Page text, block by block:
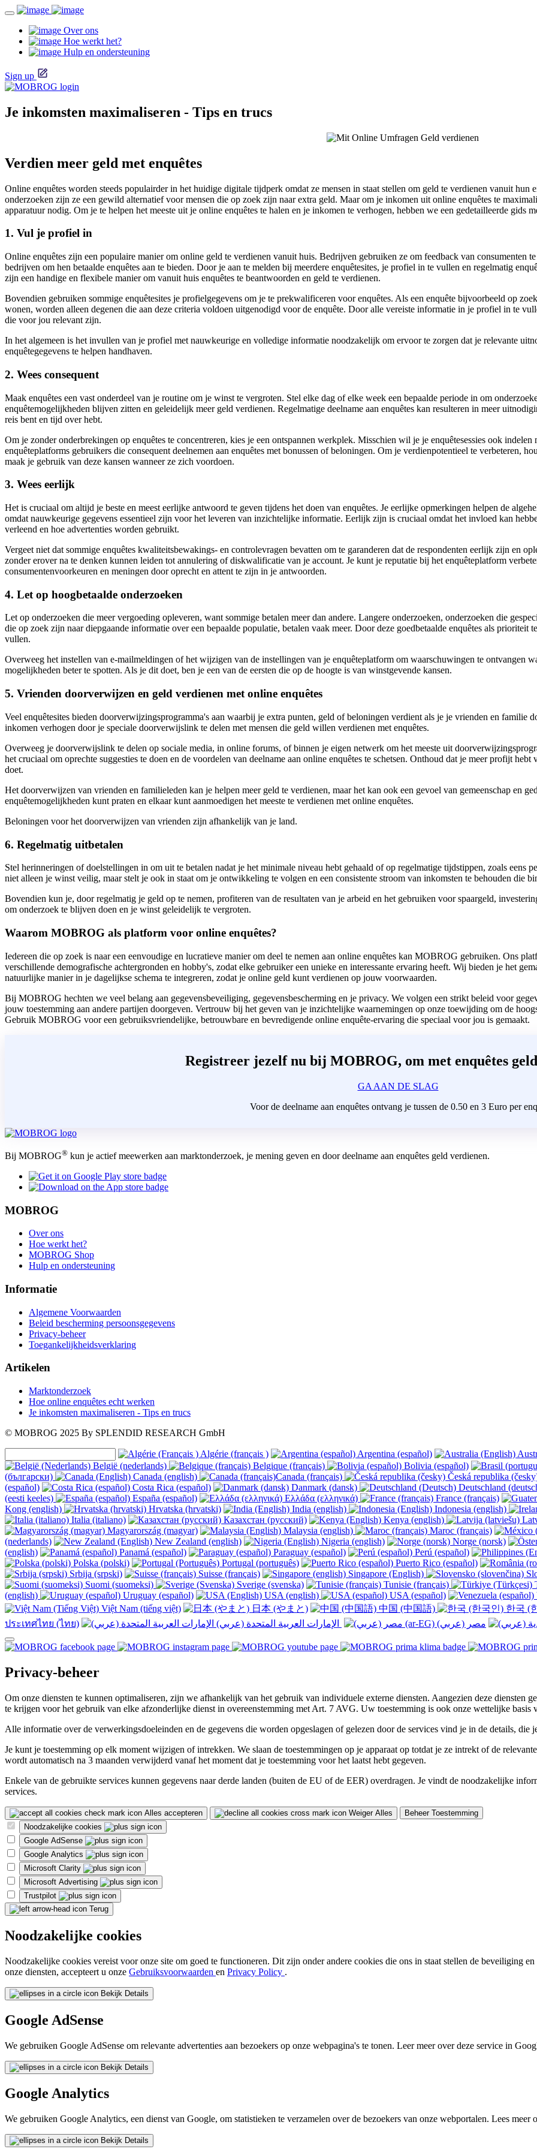
Over ons
Hoe werkt het?
Hulp en ondersteuning
Sign up
Je inkomsten maximaliseren - Tips en trucs
Verdien meer geld met enquêtes
Online enquêtes worden steeds populairder in het huidige digitale tijdperk omdat ze mensen in staat stellen om geld te verdienen vanuit hun
onderzoeken zijn ze een gewild alternatief voor mensen die op zoek zijn naar extra geld. Maar om je inkomen uit online enquêtes te
apparatuur nodig. Om je te helpen het meeste uit je online enquêtes te halen en je inkomen te verhogen, hebben we een gedetailleerde gids
1. Vul je profiel in
Online enquêtes zijn een populaire manier om online geld te verdienen vanuit huis. Bedrijven gebruiken ze om feedback van consumenten
bedrijven om hen betaalde enquêtes aan te bieden. Door je aan te melden bij meerdere enquêtesites, je profiel in te vullen en regelmatig
zijn een handige en flexibele manier om vanuit huis enquêtes te beantwoorden en geld te verdienen.
Bovendien gebruiken sommige enquêtesites je profielgegevens om je te prekwalificeren voor enquêtes. Als een enquête bijvoorbeeld op
wonen, worden alleen degenen die aan deze criteria voldoen uitgenodigd voor de enquête. Door alle vereiste informatie in je profiel in te
die voor jou relevant zijn.
In het algemeen is het invullen van je profiel met nauwkeurige en volledige informatie noodzakelijk om ervoor te zorgen dat je relevante
enquêtegegevens te helpen handhaven.
2. Wees consequent
Maak enquêtes een vast onderdeel van je routine om je winst te vergroten. Stel elke dag of elke week een bepaalde periode in om
enquêtemogelijkheden blijven zitten en geleidelijk meer geld verdienen. Regelmatige deelname aan enquêtes kan resulteren in meer
reis bent en tijd over hebt.
Om je zonder onderbrekingen op enquêtes te concentreren, kies je een ontspannen werkplek. Misschien wil je je enquêtesessies ook
enquêteplatforms gebruikers die consequent deelnemen aan enquêtes met bonussen of beloningen. Om je verdienpotentieel te verbeteren,
maak je gebruik van deze kansen wanneer ze zich voordoen.
3. Wees eerlijk
Het is cruciaal om altijd je beste en meest eerlijke antwoord te geven tijdens het doen van enquêtes. Je eerlijke opmerkingen helpen de
omdat nauwkeurige gegevens essentieel zijn voor het leveren van inzichtelijke informatie. Eerlijk zijn is cruciaal omdat het invloed kan
verleend en hoe advertenties worden gebruikt.
Vergeet niet dat sommige enquêtes kwaliteitsbewakings- en controlevragen bevatten om te garanderen dat de respondenten eerlijk zijn en
zonder erover na te denken kunnen leiden tot annulering of diskwalificatie van je account. Je kunt je reputatie bij het enquêteplatform
consumentenvoorkeuren en meningen door oprecht en attent te zijn in je antwoorden.
4. Let op hoogbetaalde onderzoeken
Let op onderzoeken die meer vergoeding opleveren, want sommige betalen meer dan andere. Langere onderzoeken, onderzoeken die
die op zoek zijn naar diepgaande informatie over een bepaalde populatie, betalen vaak meer. Door deze goedbetaalde enquêtes als prioriteit
vullen.
Overweeg het instellen van e-mailmeldingen of het wijzigen van de instellingen van je enquêteplatform om waarschuwingen te ontvangen
mogelijkheden beter te spotten. Als je dit doet, ben je een van de eersten die op de hoogte is van winstgevende kansen.
5. Vrienden doorverwijzen en geld verdienen met online enquêtes
Veel enquêtesites bieden doorverwijzingsprogramma's aan waarbij je extra punten, geld of beloningen verdient als je je vrienden en familie
inkomen verhogen door je speciale doorverwijslink te delen met mensen die geld willen verdienen met enquêtes.
Overweeg je doorverwijslink te delen op sociale media, in online forums, of binnen je eigen netwerk om het meeste uit
het cruciaal om oprechte suggesties te doen en de voordelen van deelname aan online enquêtes te schetsen. Onthoud dat je meer profijt
doet.
Het doorverwijzen van vrienden en familieleden kan je helpen meer geld te verdienen, maar het kan ook een gevoel van gemeenschap en
enquêtemogelijkheden kunt praten en elkaar kunt aanmoedigen het meeste te verdienen met online enquêtes.
Beloningen voor het doorverwijzen van vrienden zijn afhankelijk van je land.
6. Regelmatig uitbetalen
Stel herinneringen of doelstellingen in om uit te betalen nadat je het minimale niveau hebt gehaald of op regelmatige tijdstippen, zoals eens
niet alleen je winst veilig, maar stelt je ook in staat om je ontwikkeling te volgen en een consistente stroom van inkomsten te behouden die
Bovendien kun je, door regelmatig je geld op te nemen, profiteren van de resultaten van je arbeid en het gebruiken voor spaargeld,
om onderzoek te blijven doen en je winst geleidelijk te vergroten.
Waarom MOBROG als platform voor online enquêtes?
Iedereen die op zoek is naar een eenvoudige en lucratieve manier om deel te nemen aan online enquêtes kan MOBROG gebruiken. Ons
verschillende demografische achtergronden en hobby's, zodat elke gebruiker een unieke en interessante ervaring heeft. Wij bieden je het
natuurlijke manier in je dagelijkse schema te integreren, zodat je online geld kunt verdienen op jouw voorwaarden.
Bij MOBROG hechten we veel belang aan gegevensbeveiliging, gegevensbescherming en je privacy. We volgen een strikt beleid voor
jouw toestemming aan andere partijen doorgeven. Vertrouw bij het geven van je inzichtelijke waarnemingen op onze toewijding om de
Gebruik MOBROG voor een gebruiksvriendelijke, betrouwbare en bevredigende online enquête-ervaring die speciaal voor jou is gemaakt.
Registreer jezelf nu bij MOBROG, om met enquêtes
GA AAN DE SLAG
Voor de deelname aan enquêtes ontvang je tussen de 0.50 en 3 Euro per
Bij MOBROG® kun je actief meewerken aan marktonderzoek, je mening geven en door deelname aan enquêtes geld verdienen.
MOBROG
Over ons
Hoe werkt het?
MOBROG Shop
Hulp en ondersteuning
Informatie
Algemene Voorwaarden
Beleid bescherming persoonsgegevens
Privacy-beheer
Toegankelijkheidsverklaring
Artikelen
Marktonderzoek
Hoe online enquêtes echt werken
Je inkomsten maximaliseren - Tips en trucs
© MOBROG 2025 By SPLENDID RESEARCH GmbH
Algérie (français ) Argentina (español)
België (nederlands)
Belgique (français) Bolivia (español)
(български)
Canada (english) Canada (français) Česká republika
(español)
Costa Rica (español) Danmark (dansk) Deutschland
(eesti keeles)
España (español) Ελλάδα (ελληνικά) France (français)
Kong (english)
Hrvatska (hrvatski) India (english) Indonesia (english)
Italia (italiano)
Казахстан (русский) Kenya (english)
Magyarország (magyar)
Malaysia (english) Maroc (français)
(nederlands)
New Zealand (english) Nigeria (english) Norge (norsk)
(english)
Panamá (español) Paraguay (español) Perú (español)
Polska (polski)
Portugal (português) Puerto Rico (español)
Srbija (srpski)
Suisse (français) Singapore (English)
Suomi (suomeksi)
Sverige (svenska) Tunisie (français)
(english)
Uruguay (español) USA (english) USA (español)
Việt Nam (tiếng việt)
日本 (やまと) 中国 (中国語) 한국 (
ประเทศไทย (ไทย)
Privacy-beheer
Om onze diensten te kunnen optimaliseren, zijn we afhankelijk van het gebruik van individuele externe diensten. Aangezien deze diensten
te krijgen voor het gebruik van elke afzonderlijke dienst in overeenstemming met Art. 7 AVG. Uw toestemming is ook onze wettelijke basis
Alle informatie over de verwerkingsdoeleinden en de gegevens die worden opgeslagen of gelezen door de services vind je in de details,
Je kunt je toestemming op elk moment wijzigen of intrekken. We slaan de toestemmingen op je apparaat op totdat je ze intrekt of de
wordt automatisch na 3 maanden verwijderd vanaf het moment dat je toestemming voor het laatst hebt gegeven.
Enkele van de gebruikte services kunnen gegevens naar derde landen (buiten de EU of de EER) overdragen. Je vindt de noodzakelijke
services.
Alles accepteren Weiger Alles
Beheer Toestemming
Noodzakelijke cookies
Google AdSense
Google Analytics
Microsoft Clarity
Microsoft Advertising
Trustpilot
Terug
Noodzakelijke cookies
Noodzakelijke cookies vereist voor onze site om goed te functioneren. Dit zijn onder andere cookies die ons in staat stellen de beveiliging
onze diensten, accepteert u onze Gebruiksvoorwaarden en Privacy Policy .
Bekijk Details
Google AdSense
We gebruiken Google AdSense om relevante advertenties aan bezoekers op onze webpagina's te tonen. Leer meer over deze service in
Bekijk Details
Google Analytics
We gebruiken Google Analytics, een dienst van Google, om statistieken te verzamelen over de bezoekers van onze webportalen. Lees meer
Bekijk Details